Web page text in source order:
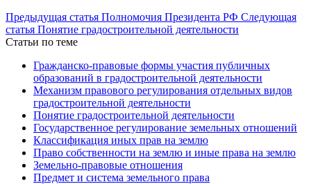
Предыдущая статья Полномочия Президента РФ Следующая
статья Понятие градостроительной деятельности
Статьи по теме
Гражданско-правовые формы участия публичных
образований в градостроительной деятельности
Механизм правового регулирования отдельных видов
градостроительной деятельности
Понятие градостроительной деятельности
Государственное регулирование земельных отношений
Классификация иных прав на землю
Право собственности на землю и иные права на землю
Земельно-правовые отношения
Предмет и система земельного права